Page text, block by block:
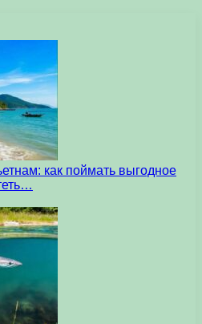
как поймать выгодное